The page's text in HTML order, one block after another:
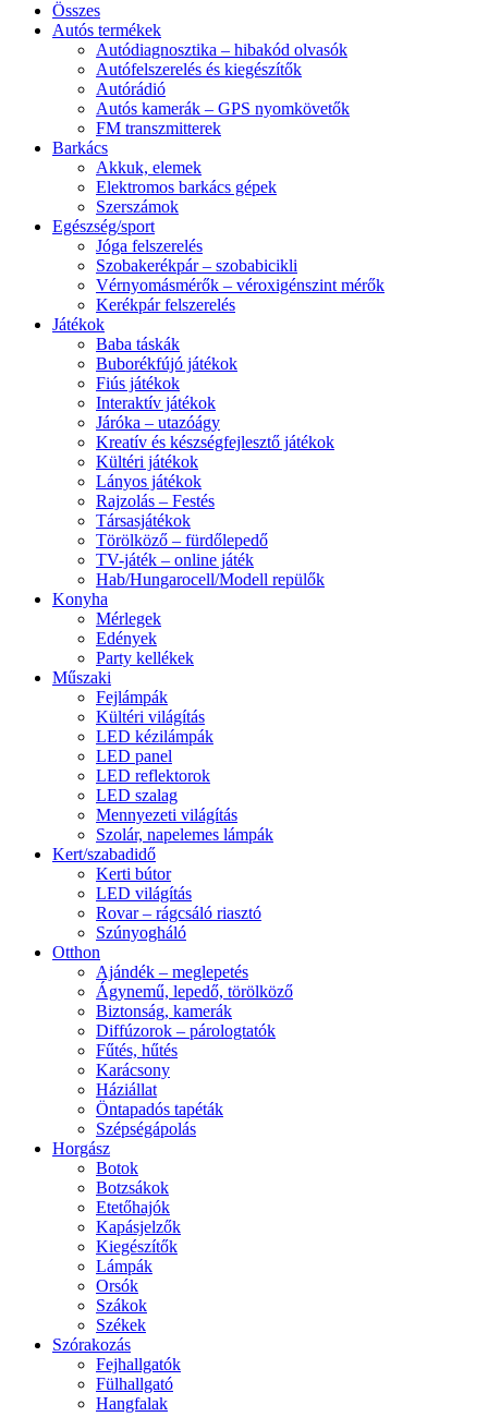
Összes
Autós termékek
Autódiagnosztika – hibakód olvasók
Autófelszerelés és kiegészítők
Autórádió
Autós kamerák – GPS nyomkövetők
FM transzmitterek
Barkács
Akkuk, elemek
Elektromos barkács gépek
Szerszámok
Egészség/sport
Jóga felszerelés
Szobakerékpár – szobabicikli
Vérnyomásmérők – véroxigénszint mérők
Kerékpár felszerelés
Játékok
Baba táskák
Buborékfújó játékok
Fiús játékok
Interaktív játékok
Járóka – utazóágy
Kreatív és készségfejlesztő játékok
Kültéri játékok
Lányos játékok
Rajzolás – Festés
Társasjátékok
Törölköző – fürdőlepedő
TV-játék – online játék
Hab/Hungarocell/Modell repülők
Konyha
Mérlegek
Edények
Party kellékek
Műszaki
Fejlámpák
Kültéri világítás
LED kézilámpák
LED panel
LED reflektorok
LED szalag
Mennyezeti világítás
Szolár, napelemes lámpák
Kert/szabadidő
Kerti bútor
LED világítás
Rovar – rágcsáló riasztó
Szúnyogháló
Otthon
Ajándék – meglepetés
Ágynemű, lepedő, törölköző
Biztonság, kamerák
Diffúzorok – párologtatók
Fűtés, hűtés
Karácsony
Háziállat
Öntapadós tapéták
Szépségápolás
Horgász
Botok
Botzsákok
Etetőhajók
Kapásjelzők
Kiegészítők
Lámpák
Orsók
Szákok
Székek
Szórakozás
Fejhallgatók
Fülhallgató
Hangfalak